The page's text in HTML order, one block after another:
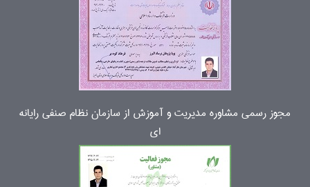
مجوز رسمی مشاوره مدیریت و آموزش از سازمان نظام صنفی رایانه
ای